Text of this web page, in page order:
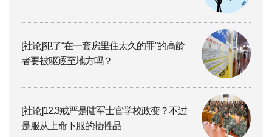
[社论]犯了“在一套房里住太久的罪”的高龄
者要被驱逐至地方吗？
[社论]12.3戒严是陆军士官学校政变？不过
是服从上命下服的牺牲品